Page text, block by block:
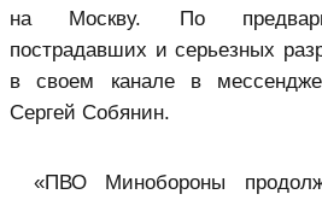
на Москву. По
пострадавших и серьезных
в своем канале в
Сергей Собянин.
«ПВО Минобороны